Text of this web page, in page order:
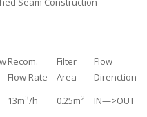
Recom.
Flow Rate
Filter
Area
Flow
Direnction
13m3/h 0.25m2 IN—>OUT